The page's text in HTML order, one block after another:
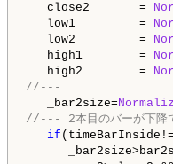
close2       =
low1         =
low2         =
high1        =
high2        =
//---
_bar2size=
//--- 2本目のバーが下降
if